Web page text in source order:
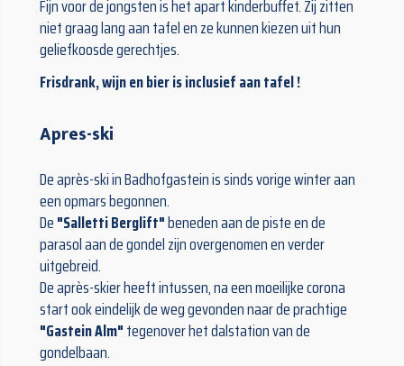
Fijn voor de jongsten is het apart kinderbuffet. Zij zitten
niet graag lang aan tafel en ze kunnen kiezen uit hun
geliefkoosde gerechtjes.
Frisdrank, wijn en bier is inclusief aan tafel !
Apres-ski
De après-ski in Badhofgastein is sinds vorige winter aan
een opmars begonnen.
De"Salletti Berglift"beneden aan de piste en de
parasol aan de gondel zijn overgenomen en verder
uitgebreid.
De après-skier heeft intussen, na een moeilijke corona
start ook eindelijk de weg gevonden naar de prachtige
"Gastein Alm"tegenover het dalstation van de
gondelbaan.